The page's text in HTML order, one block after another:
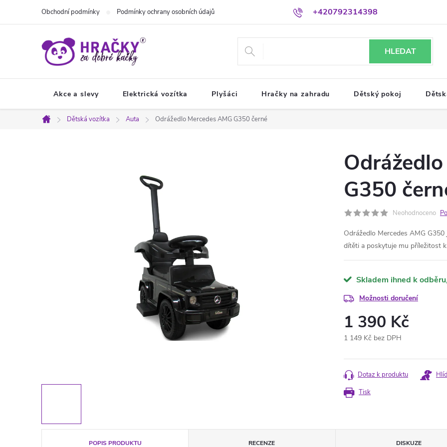
+420792314398
Obchodní podmínky Podmínky ochrany osobních údajů
HLEDAT
Akce a slevy Elektrická vozítka Plyšáci Hračky na zahradu Dětský pokoj
Domů
Dětská vozítka Auta Odrážedlo Mercedes AMG G350 černé
G350
Neohodnoceno
Odrážedlo Mercedes AMG
dítěti a poskytuje mu příležitost
Skladem ihned k odběru
Možnosti doručení
1 390 Kč
1 149 Kč bez DPH
cena:
Tisk
Dotaz k produktu
POPIS PRODUKTU RECENZE DISKUZE